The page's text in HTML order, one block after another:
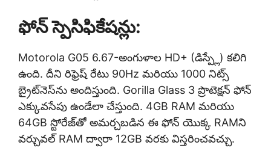
ఫోన్ స్పెసిఫికేషన్లు:
Motorola G05 6.67-అంగుళాల HD+ (డిస్ప్లే) కలిగి
ఉంది. దీని రిఫ్రెష్ రేటు 90Hz మరియు 1000 నిట్స్
బ్రైట్‌నెస్‌ను అందిస్తుంది. Gorilla Glass 3 ప్రొటెక్షన్ ఫోన్
ఎక్కువసేపు ఉండేలా చేస్తుంది. 4GB RAM మరియు
64GB స్టోరేజ్‌తో అమర్చబడిన ఈ ఫోన్ యొక్క RAMని
వర్చువల్ RAM ద్వారా 12GB వరకు విస్తరించవచ్చు.